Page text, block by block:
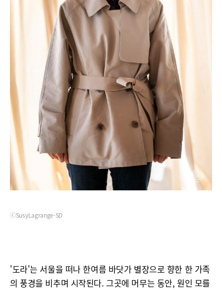
ⓒSusyLagrange-SD
'도라'는 서울을 떠나 한여름 바닷가 별장으로 향한 한 가족
의 풍경을 비추며 시작된다. 그곳에 머무는 동안, 원인 모를